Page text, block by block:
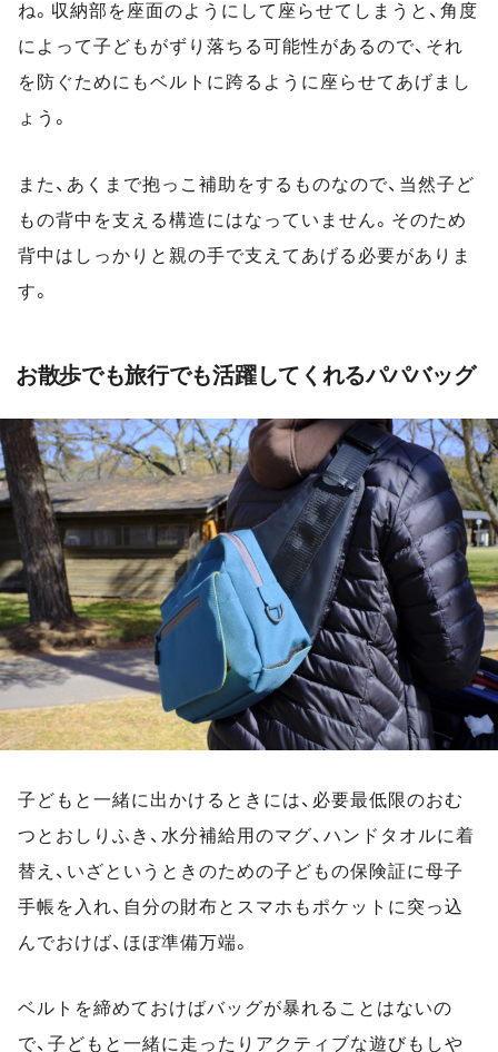
ね。収納部を座面のようにして座らせてしまうと、角度
によって子どもがずり落ちる可能性があるので、それ
を防ぐためにもベルトに跨るように座らせてあげまし
ょう。
また、あくまで抱っこ補助をするものなので、当然子ど
もの背中を支える構造にはなっていません。そのため
背中はしっかりと親の手で支えてあげる必要がありま
す。
お散歩でも旅行でも活躍してくれるパパバッグ
子どもと一緒に出かけるときには、必要最低限のおむ
つとおしりふき、水分補給用のマグ、ハンドタオルに着
替え、いざというときのための子どもの保険証に母子
手帳を入れ、自分の財布とスマホもポケットに突っ込
んでおけば、ほぼ準備万端。
ベルトを締めておけばバッグが暴れることはないの
で、子どもと一緒に走ったりアクティブな遊びもしや